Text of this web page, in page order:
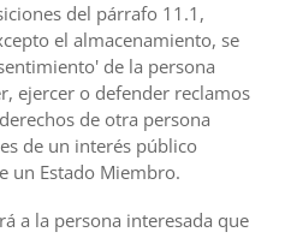
del párrafo 11.1,
el almacenamiento, se
de la persona
ejercer o defender reclamos
de otra persona
de un interés público
un Estado Miembro.
a la persona interesada que